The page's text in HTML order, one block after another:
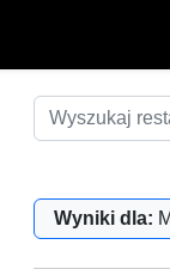
Wyniki dla: